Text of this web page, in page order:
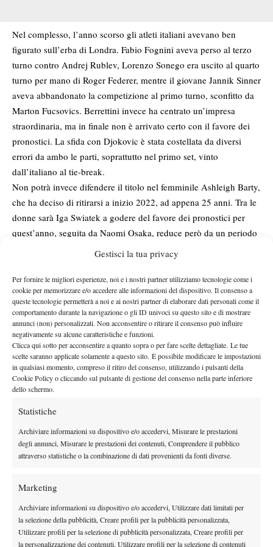
Gestisci la tua privacy
Per fornire le migliori esperienze, noi e i nostri partner utilizziamo tecnologie come i
cookie per memorizzare e/o accedere alle informazioni del dispositivo. Il consenso a
queste tecnologie permetterà a noi e ai nostri partner di elaborare dati personali come il
comportamento durante la navigazione o gli ID univoci su questo sito e di mostrare
annunci (non) personalizzati. Non acconsentire o ritirare il consenso può influire
negativamente su alcune caratteristiche e funzioni.
Clicca qui sotto per acconsentire a quanto sopra o per fare scelte dettagliate. Le tue
scelte saranno applicate solamente a questo sito. È possibile modificare le impostazioni
in qualsiasi momento, compreso il ritiro del consenso, utilizzando i pulsanti della
Cookie Policy o cliccando sul pulsante di gestione del consenso nella parte inferiore
dello schermo.
Statistiche
Archiviare informazioni su dispositivo e/o accedervi, Misurare le prestazioni
degli annunci, Misurare le prestazioni dei contenuti, Comprendere il pubblico
attraverso statistiche o la combinazione di dati provenienti da fonti diverse.
Marketing
Archiviare informazioni su dispositivo e/o accedervi, Utilizzare dati limitati per
la selezione della pubblicità, Creare profili per la pubblicità personalizzata,
Utilizzare profili per la selezione di pubblicità personalizzata, Creare profili per
la personalizzazione dei contenuti, Utilizzare profili per la selezione di contenuti
Nel complesso, l’anno scorso gli atleti italiani avevano ben
figurato sull’erba di Londra. Fabio Fognini aveva perso al terzo
turno contro Andrej Rublev, Lorenzo Sonego era uscito al quarto
turno per mano di Roger Federer, mentre il giovane Jannik Sinner
aveva abbandonato la competizione al primo turno, sconfitto da
Marton Fucsovics. Berrettini invece ha centrato un’impresa
straordinaria, ma in finale non è arrivato certo con il favore dei
pronostici. La sfida con Djokovic è stata costellata da diversi
errori da ambo le parti, soprattutto nel primo set, vinto
dall’italiano al tie-break.
Non potrà invece difendere il titolo nel femminile Ashleigh Barty,
che ha deciso di ritirarsi a inizio 2022, ad appena 25 anni. Tra le
donne sarà Iga Swiatek a godere del favore dei pronostici per
quest’anno, seguita da Naomi Osaka, reduce però da un periodo
complicato. Djokovic, invece, dovrà guardarsi le spalle dal
sorprendente Carlos Alcaraz, che nel giro di pochissimi mesi è
riuscito a scalare molteplici posizioni nella classifica ATP,
battendo più di una volta alcuni dei maggiori tennisti in
circolazione.Alcaraz occupa attualmente il 6° posto nel ranking
e, secondo le previsioni, sarebbe addirittura favorito su una
leggenda come Rafa Nadal, oggi 4° in graduatoria. In assenza di
Daniil Medvedev, il giovane spagnolo potrebbe rivelarsi quindi il
principale outsider della competizione.
Nella griglia di partenza il nostro Berrettini parte quindi arretrato.
tutta l’intenzione di bissare la soddisfazione del 2021. Ancora
più indietro Stefanos Tsitsipas e Alexander Zverev. Anche
Dominic Thiem, reduce da un periodo travagliato, e Hubert
Hurkacz sembrano avere poche speranze di vittoria. Sulla carta
considerazione dei precedenti più recenti, mai dire mai.
Il 13 giugno si deciderà per le wild card. Gli incontri di
qualificazione, in programma dal 20 al 23 giugno, si terranno
presso il Bank of England Sports Ground. I match del tabellone